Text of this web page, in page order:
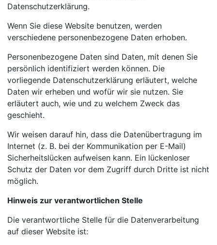
Datenschutzerklärung.
Wenn Sie diese Website benutzen, werden
verschiedene personenbezogene Daten erhoben.
Personenbezogene Daten sind Daten, mit denen Sie
persönlich identifiziert werden können. Die
vorliegende Datenschutzerklärung erläutert, welche
Daten wir erheben und wofür wir sie nutzen. Sie
erläutert auch, wie und zu welchem Zweck das
geschieht.
Wir weisen darauf hin, dass die Datenübertragung im
Internet (z. B. bei der Kommunikation per E-Mail)
Sicherheitslücken aufweisen kann. Ein lückenloser
Schutz der Daten vor dem Zugriff durch Dritte ist nicht
möglich.
Hinweis zur verantwortlichen Stelle
Die verantwortliche Stelle für die Datenverarbeitung
auf dieser Website ist: